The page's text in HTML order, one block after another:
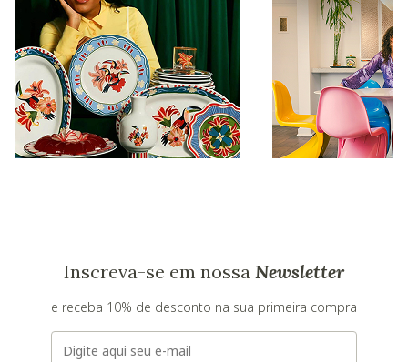
Inscreva-se em nossa Newsletter
e receba 10% de desconto na sua primeira compra
E-mail